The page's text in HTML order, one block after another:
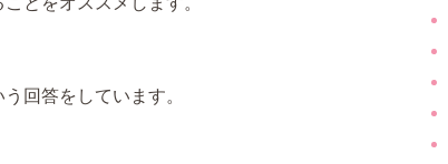
回答をしています。